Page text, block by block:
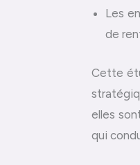
Les
de
Cette
elles
qui